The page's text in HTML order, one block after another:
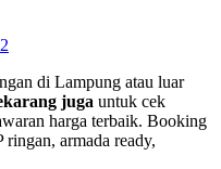
di Lampung atau luar
juga untuk cek
harga terbaik. Booking
armada ready,